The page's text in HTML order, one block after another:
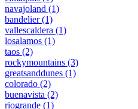
navajoland (1)
bandelier(1)
vallescaldera (1)
losalamos (1)
taos (2)
rockymountains (3)
greatsanddunes (1)
colorado (2)
buenavista (2)
riogrande (1)